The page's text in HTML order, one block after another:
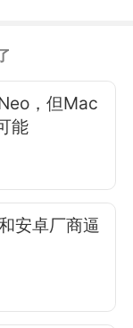
，但Mac
能
安卓厂商逼